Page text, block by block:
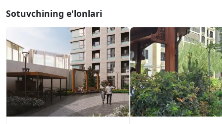
Sotuvchining e'lonlari